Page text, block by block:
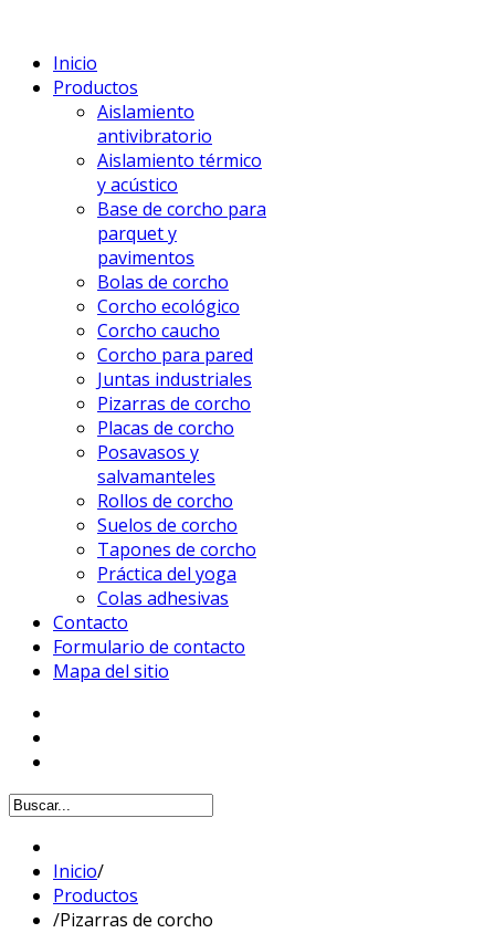
Inicio
Productos
Aislamiento
antivibratorio
Aislamiento térmico
y acústico
Base de corcho para
parquet y
pavimentos
Bolas de corcho
Corcho ecológico
Corcho caucho
Corcho para pared
Juntas industriales
Pizarras de corcho
Placas de corcho
Posavasos y
salvamanteles
Rollos de corcho
Suelos de corcho
Tapones de corcho
Práctica del yoga
Colas adhesivas
Contacto
Formulario de contacto
Mapa del sitio
Inicio/
Productos
/Pizarras de corcho